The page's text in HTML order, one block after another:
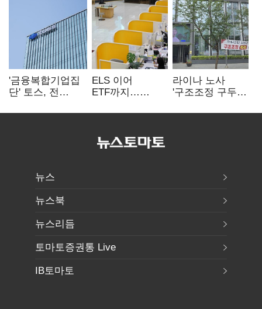
'금융복합기업집
단' 토스, 전
표준화
ELS 이어
ETF까지…
제동 걸린 은행
라이나 노사
'구조조정 구두
뉴스
뉴스북
뉴스리듬
토마토증권통 Live
IB토마토